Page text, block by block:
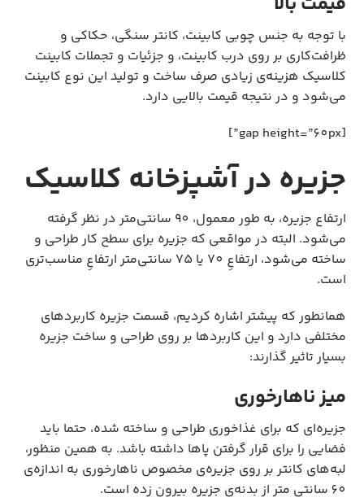
با توجه به جنس چوبی کابینت، کانتر سنگی، حکاکی و
ظرافت‌کاری بر روی درب کابینت، و جزئیات و تجملات کابینت
کلاسیک هزینه‌ی زیادی صرف ساخت و تولید این نوع کابینت
می‌شود و در نتیجه قیمت بالایی دارد.
[gap height=”60px”]
جزیره در آشپزخانه کلاسیک
ارتفاع جزیره، به طور معمول، 90 سانتی‌متر در نظر گرفته
می‌شود. البته در مواقعی که جزیره برای سطح کار طراحی و
ساخته می‌شود، ارتفاعِ 70 یا 75 سانتی‌متر ارتفاعِ مناسب‌تری
است.
همانطور که پیشتر اشاره کردیم، قسمت جزیره کاربردهای
مختلفی دارد و این کاربردها بر روی طراحی و ساخت جزیره
بسیار تاثیر گذارند:
میز ناهارخوری
جزیره‌ای که برای غذاخوری طراحی و ساخته شده، حتما باید
فضایی را برای قرار گرفتن پاها داشته باشد. به همین منظور،
لبه‌های کانتر بر روی جزیره‌ی مخصوص ناهارخوری به اندازه‌ی
60 سانتی متر از بدنه‌ی جزیره بیرون زده است.